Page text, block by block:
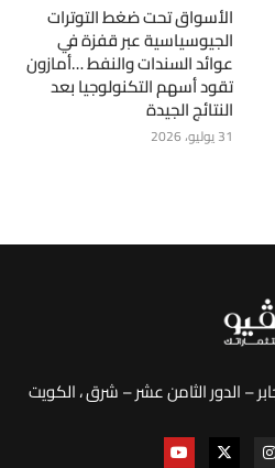
الأسواق تحت ضغط التوترات
الجيوسياسية عبر قفزة في
عوائد السندات والنفط …أمازون
تقود أسهم التكنولوجيا بعد
النتائج الجيدة
31 يوليو، 2026
– الدور الثامن عشر – شرق ، الكويت